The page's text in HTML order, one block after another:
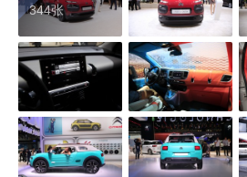
344张